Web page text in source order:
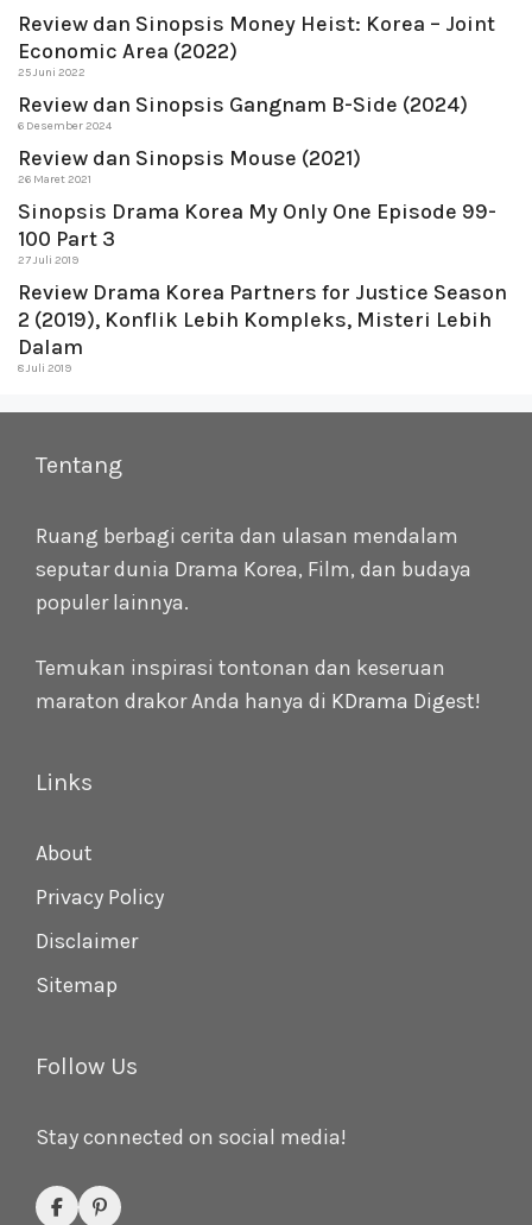
Review dan Sinopsis Money Heist: Korea – Joint
Economic Area (2022)
25 Juni 2022
Review dan Sinopsis Gangnam B-Side (2024)
6 Desember 2024
Review dan Sinopsis Mouse (2021)
26 Maret 2021
Sinopsis Drama Korea My Only One Episode 99-
100 Part 3
27 Juli 2019
Review Drama Korea Partners for Justice Season
2 (2019), Konflik Lebih Kompleks, Misteri Lebih
Dalam
8 Juli 2019
Tentang
Ruang berbagi cerita dan ulasan mendalam
seputar dunia Drama Korea, Film, dan budaya
populer lainnya.
Temukan inspirasi tontonan dan keseruan
maraton drakor Anda hanya di KDrama Digest!
Links
About
Privacy Policy
Disclaimer
Sitemap
Follow Us
Stay connected on social media!